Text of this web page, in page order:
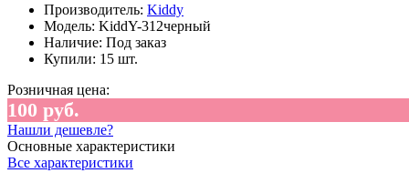
Производитель: Kiddy
Модель: KiddY-312черный
Наличие: Под заказ
Купили: 15 шт.
Розничная цена:
100 руб.
Нашли дешевле?
Основные характеристики
Все характеристики